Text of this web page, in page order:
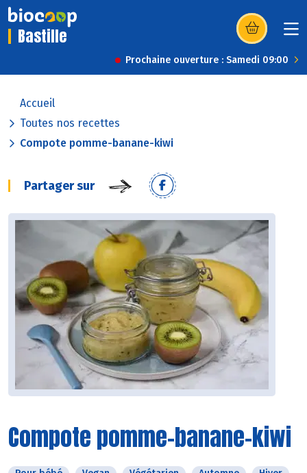
Bastille (s’ouvre dans
Prochaine ouverture : Samedi 09:00
Accueil
Toutes nos recettes
Compote pomme-banane-kiwi
Partager sur
Compote pomme-banane-kiwi